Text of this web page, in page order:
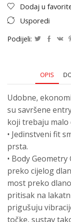
Dodaj u
Usporedi
Podijeli:
OPIS
Udobne,
su savršene
koji trebaju malo
• Jedinstveni fit
prsta.
• Body
preko cijelog
most preko
pritisak na
prigušuju
točke, sustav